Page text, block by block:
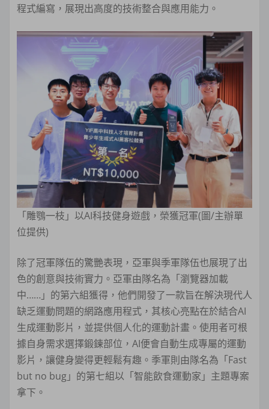
程式編寫，展現出高度的技術整合與應用能力。
「雕鶚一枝」以AI科技健身遊戲，榮獲冠軍(圖/主辦單
位提供)
除了冠軍隊伍的驚艷表現，亞軍與季軍隊伍也展現了出
色的創意與技術實力。亞軍由隊名為「瀏覽器加載
中……」的第六組獲得，他們開發了一款旨在解決現代人
缺乏運動問題的網路應用程式，其核心亮點在於結合AI
生成運動影片，並提供個人化的運動計畫。使用者可根
據自身需求選擇鍛鍊部位，AI便會自動生成專屬的運動
影片，讓健身變得更輕鬆有趣。季軍則由隊名為「Fast
but no bug」的第七組以「智能飲食運動家」主題專案
拿下。